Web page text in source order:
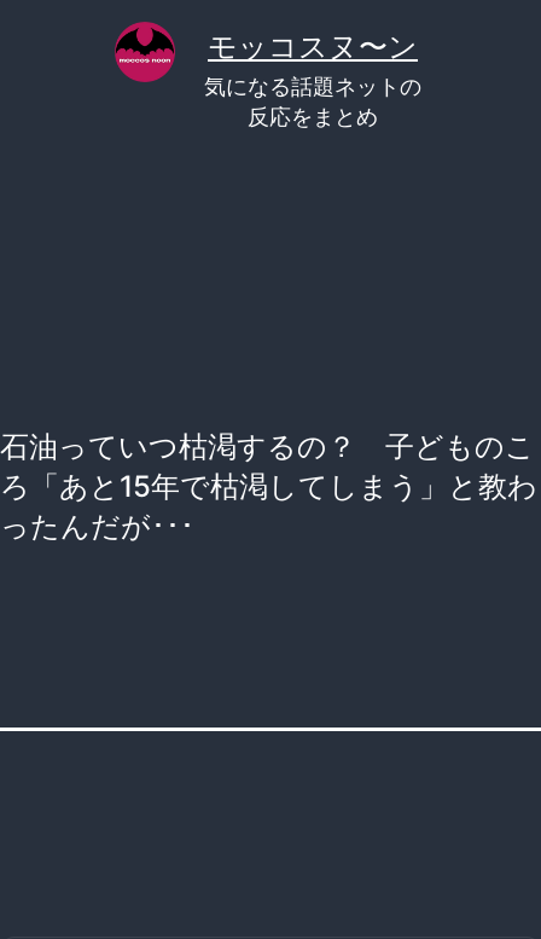
モッコスヌ〜ン
気になる話題ネットの
反応をまとめ
石油っていつ枯渇するの？ 子どものこ
ろ「あと15年で枯渇してしまう」と教わ
ったんだが･･･